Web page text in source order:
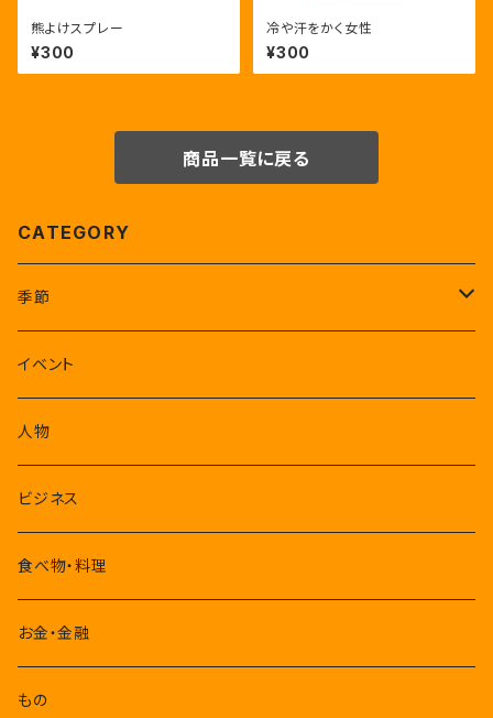
熊よけスプレー
¥300
冷や汗をかく女性
¥300
商品一覧に戻る
CATEGORY
季節
1-3月
4-6月
7-9月
10-12月
イベント
人物
ビジネス
食べ物・料理
お金・金融
もの